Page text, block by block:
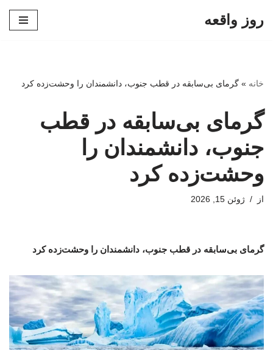
روز واقعه
خانه » گرمای بی‌سابقه در قطب جنوب، دانشمندان را وحشت‌زده کرد
گرمای بی‌سابقه در قطب
جنوب، دانشمندان را
وحشت‌زده کرد
از ژوئن 15, 2026
گرمای بی‌سابقه در قطب جنوب، دانشمندان را وحشت‌زده کرد